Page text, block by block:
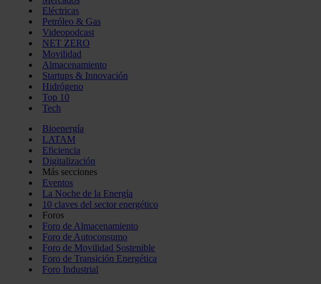
Eléctricas
Petróleo & Gas
Videopodcast
NET ZERO
Movilidad
Almacenamiento
Startups & Innovación
Hidrógeno
Top 10
Tech
Bioenergía
LATAM
Eficiencia
Digitalización
Más secciones
Eventos
La Noche de la Energía
10 claves del sector energético
Foros
Foro de Almacenamiento
Foro de Autoconsumo
Foro de Movilidad Sostenible
Foro de Transición Energética
Foro Industrial